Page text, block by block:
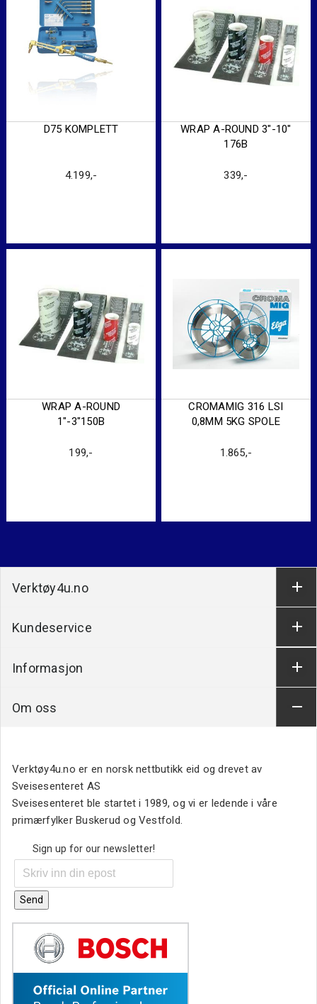
D75 KOMPLETT
4.199,-
WRAP A-ROUND 3″-10″
176B
339,-
WRAP A-ROUND
1″-3″150B
199,-
CROMAMIG 316 LSI
0,8MM 5KG SPOLE
1.865,-
Verktøy4u.no
Kundeservice
Informasjon
Om oss
Verktøy4u.no er en norsk nettbutikk eid og drevet av
Sveisesenteret AS
Sveisesenteret ble startet i 1989, og vi er ledende i våre
primærfylker Buskerud og Vestfold.
Sign up for our newsletter!
Send